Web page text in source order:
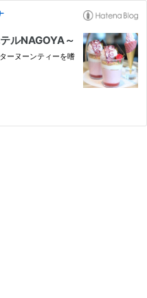
ルNAGOYA～
ーヌーンティーを嗜